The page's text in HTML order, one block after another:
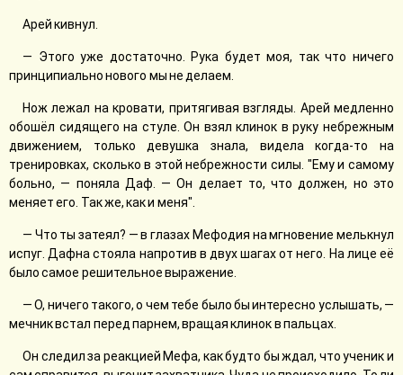
Арей кивнул.
— Этого уже достаточно. Рука будет моя, так что ничего
принципиально нового мы не делаем.
Нож лежал на кровати, притягивая взгляды. Арей медленно
обошёл сидящего на стуле. Он взял клинок в руку небрежным
движением, только девушка знала, видела когда-то на
тренировках, сколько в этой небрежности силы. "Ему и самому
больно, — поняла Даф. — Он делает то, что должен, но это
меняет его. Так же, как и меня".
— Что ты затеял? — в глазах Мефодия на мгновение мелькнул
испуг. Дафна стояла напротив в двух шагах от него. На лице её
было самое решительное выражение.
— О, ничего такого, о чем тебе было бы интересно услышать, —
мечник встал перед парнем, вращая клинок в пальцах.
Он следил за реакцией Мефа, как будто бы ждал, что ученик и